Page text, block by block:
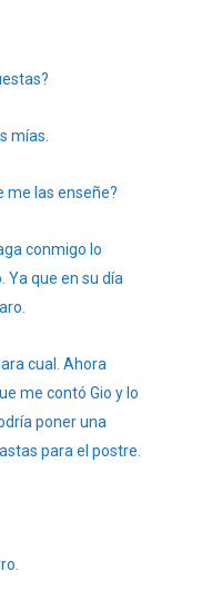
mías.
me las enseñe?
conmigo lo
Ya que en su día
cual. Ahora
me contó Gio y lo
poner una
para el postre.